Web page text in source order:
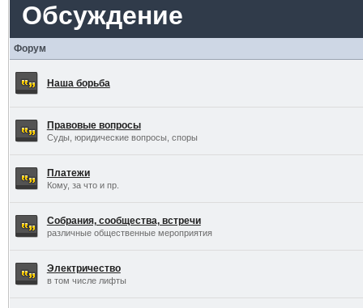
Обсуждение
Форум
Наша борьба
Правовые вопросы
Суды, юридические вопросы, споры
Платежи
Кому, за что и пр.
Собрания, сообщества, встречи
различные общественные мероприятия
Электричество
в том числе лифты